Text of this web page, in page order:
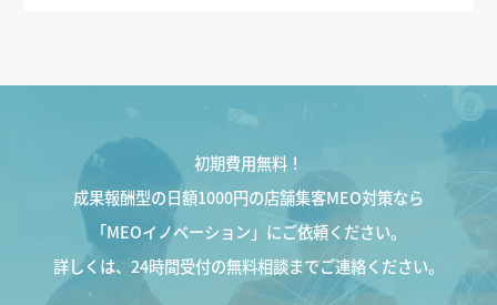
初期費用無料！
成果報酬型の日額1000円の店舗集客MEO対策なら
「MEOイノベーション」にご依頼ください。
詳しくは、24時間受付の無料相談までご連絡ください。